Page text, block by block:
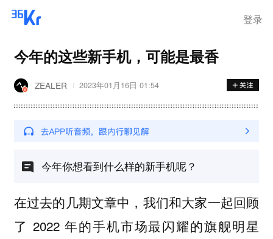
登录
今年的这些新手机，可能是最香
ZEALER 2023年01月16日 01:54
今年你想看到什么样的新手机呢？
在过去的几期文章中，我们和大家一起回顾
了 2022 年的手机市场最闪耀的旗舰明星